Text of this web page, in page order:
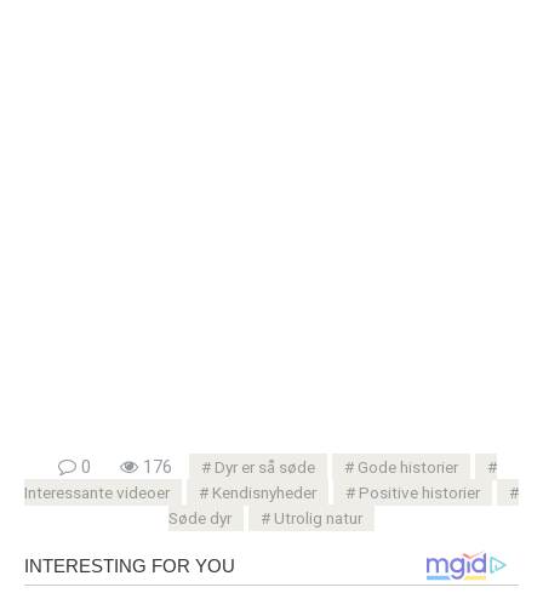
0 176 Dyr er så søde
Gode ​​historier
Interessante videoer
Kendisnyheder
Positive historier
Søde dyr
Utrolig natur